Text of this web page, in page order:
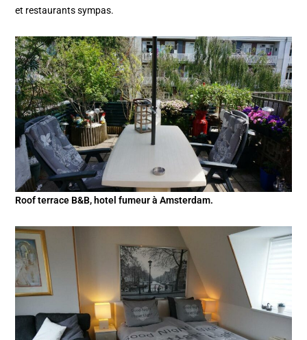
et restaurants sympas.
Roof terrace B&B, hotel fumeur à Amsterdam.